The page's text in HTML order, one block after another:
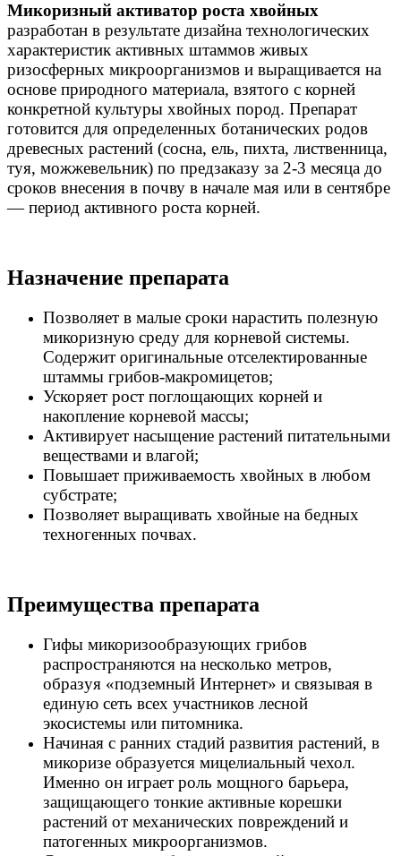
Микоризный активатор роста хвойных
разработан в результате дизайна технологических
характеристик активных штаммов живых
ризосферных микроорганизмов и выращивается на
основе природного материала, взятого с корней
конкретной культуры хвойных пород. Препарат
готовится для определенных ботанических родов
древесных растений (сосна, ель, пихта, лиственница,
туя, можжевельник) по предзаказу за 2-3 месяца до
сроков внесения в почву в начале мая или в сентябре
— период активного роста корней.
Назначение препарата
Позволяет в малые сроки нарастить полезную
микоризную среду для корневой системы.
Содержит оригинальные отселектированные
штаммы грибов-макромицетов;
Ускоряет рост поглощающих корней и
накопление корневой массы;
Активирует насыщение растений питательными
веществами и влагой;
Повышает приживаемость хвойных в любом
субстрате;
Позволяет выращивать хвойные на бедных
техногенных почвах.
Преимущества препарата
Гифы микоризообразующих грибов
распространяются на несколько метров,
образуя «подземный Интернет» и связывая в
единую сеть всех участников лесной
экосистемы или питомника.
Начиная с ранних стадий развития растений, в
микоризе образуется мицелиальный чехол.
Именно он играет роль мощного барьера,
защищающего тонкие активные корешки
растений от механических повреждений и
патогенных микроорганизмов.